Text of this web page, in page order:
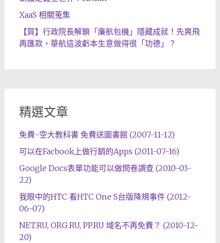
XaaS 相關蒐集
【賀】行政院長解鎖「廉航包機」隱藏成就！先爽飛
再匯款，華航這波虧本生意做得很「功德」？
精選文章
免費-空大教科書 免費送圖書館 (2007-11-12)
可以在Facbook上做行銷的Apps (2011-07-16)
Google Docs表單功能可以做問卷調查 (2010-03-
22)
我眼中的HTC 看HTC One S台版降規事件 (2012-
06-07)
NET.RU, ORG.RU, PP.RU 域名不再免費？ (2010-12-
20)